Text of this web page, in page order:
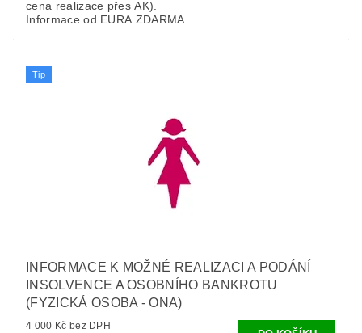
cena realizace přes AK).
Informace od EURA ZDARMA
Tip
INFORMACE K MOŽNÉ REALIZACI A PODÁNÍ
INSOLVENCE A OSOBNÍHO BANKROTU
(FYZICKÁ OSOBA - ONA)
4 000 Kč bez DPH